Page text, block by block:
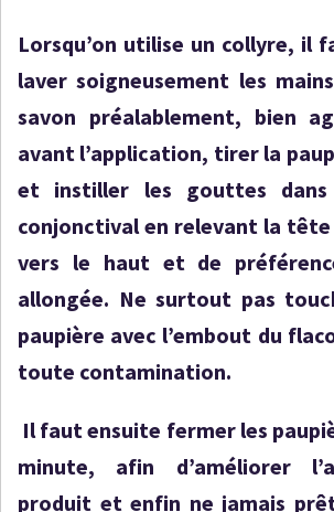
Lorsqu’on utilise un collyre, il
laver soigneusement les
savon préalablement, bien
avant l’application, tirer la
et instiller les gouttes dans
conjonctival en relevant la
vers le haut et de
allongée. Ne surtout pas
paupière avec l’embout du
toute contamination.
Il faut ensuite fermer les
minute, afin d’améliorer
produit et enfin ne jamais